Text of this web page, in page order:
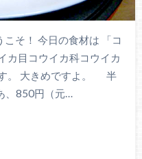
こそ！ 今日の食材は 「コ
カ目コウイカ科コウイカ
。 大きめですよ。 半
、850円（元…